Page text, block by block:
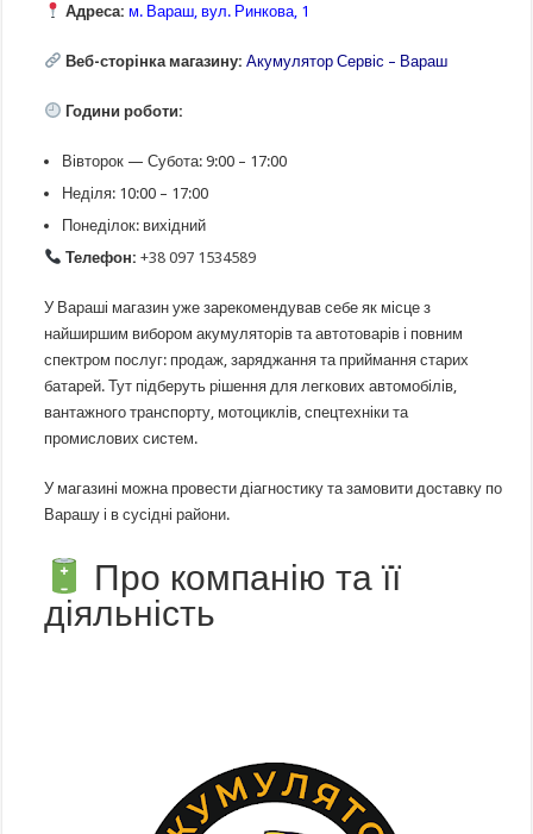
Адреса: м. Вараш, вул. Ринкова, 1
Веб-сторінка магазину: Акумулятор Сервіс – Вараш
Години роботи:
Вівторок — Субота: 9:00 – 17:00
Неділя: 10:00 – 17:00
Понеділок: вихідний
Телефон:+38 097 1534589
У Вараші магазин уже зарекомендував себе як місце з
найширшим вибором акумуляторів та автотоварів і повним
спектром послуг: продаж, заряджання та приймання старих
батарей. Тут підберуть рішення для легкових автомобілів,
вантажного транспорту, мотоциклів, спецтехніки та
промислових систем.
У магазині можна провести діагностику та замовити доставку по
Варашу і в сусідні райони.
Про компанію та її
діяльність